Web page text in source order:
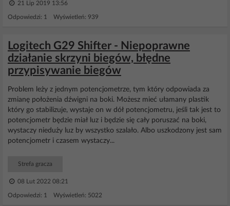
21 Lip 2019 13:56
Odpowiedzi: 1 Wyświetleń: 939
Logitech G29 Shifter - Niepoprawne
działanie skrzyni biegów, błędne
przypisywanie biegów
Problem leży z jednym potencjometrze, tym który odpowiada za
zmianę położenia dźwigni na boki. Możesz mieć ułamany plastik
który go stabilizuje, wystaje on w dół potencjometru, jeśli tak jest to
potencjometr będzie miał luz i będzie się cały poruszać na boki,
wystaczy nieduży luz by wszystko szalało. Albo uszkodzony jest sam
potencjometr i czasem wystaczy...
Strefa gracza
08 Lut 2022 08:21
Odpowiedzi: 1 Wyświetleń: 5022